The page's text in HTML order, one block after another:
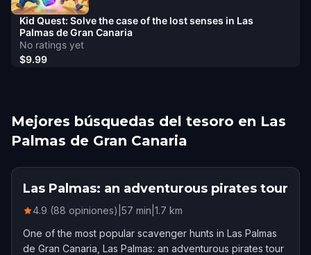
No ratings yet
Kid Quest: Solve the case of the lost senses in Las
Palmas de Gran Canaria
$9.99
Mejores búsquedas del tesoro en Las
Palmas de Gran Canaria
Las Palmas: an adventurous pirates tour
4.9 (88 opiniones) 57 min 1.7 km
One of the most popular scavenger hunts in Las Palmas
de Gran Canaria, Las Palmas: an adventurous pirates tour